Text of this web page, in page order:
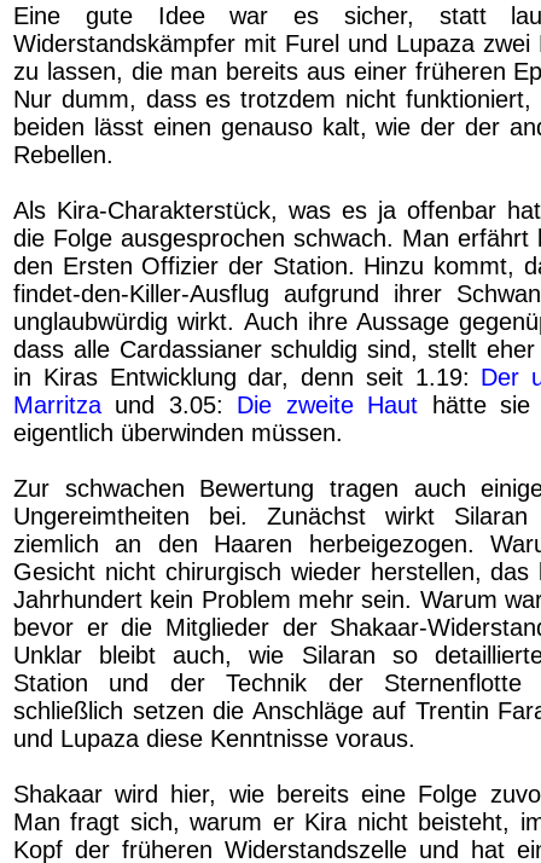
Eine gute Idee war es sicher, statt
Widerstandskämpfer mit Furel und Lupaza zwei
zu lassen, die man bereits aus einer früheren
Nur dumm, dass es trotzdem nicht funktioniert,
beiden lässt einen genauso kalt, wie der der
Rebellen.
Als Kira-Charakterstück, was es ja offenbar
die Folge ausgesprochen schwach. Man erfährt
den Ersten Offizier der Station. Hinzu kommt,
findet-den-Killer-Ausflug aufgrund ihrer
unglaubwürdig wirkt. Auch ihre Aussage
dass alle Cardassianer schuldig sind, stellt
in Kiras Entwicklung dar, denn seit 1.19: Der
Marritza und 3.05: Die zweite Haut hätte sie
eigentlich überwinden müssen.
Zur schwachen Bewertung tragen auch
Ungereimtheiten bei. Zunächst wirkt
ziemlich an den Haaren herbeigezogen.
Gesicht nicht chirurgisch wieder herstellen,
Jahrhundert kein Problem mehr sein. Warum
bevor er die Mitglieder der Shakaar-
Unklar bleibt auch, wie Silaran so
Station und der Technik der Sternenflotte
schließlich setzen die Anschläge auf Trentin
und Lupaza diese Kenntnisse voraus.
Shakaar wird hier, wie bereits eine Folge
Man fragt sich, warum er Kira nicht beisteht,
Kopf der früheren Widerstandszelle und hat